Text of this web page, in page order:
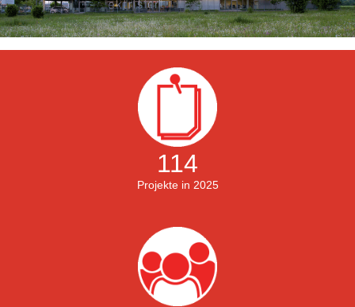
114
Projekte in 2025